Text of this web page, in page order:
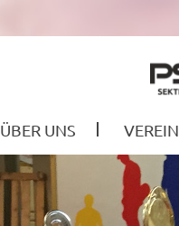
ÜBER UNS VEREIN